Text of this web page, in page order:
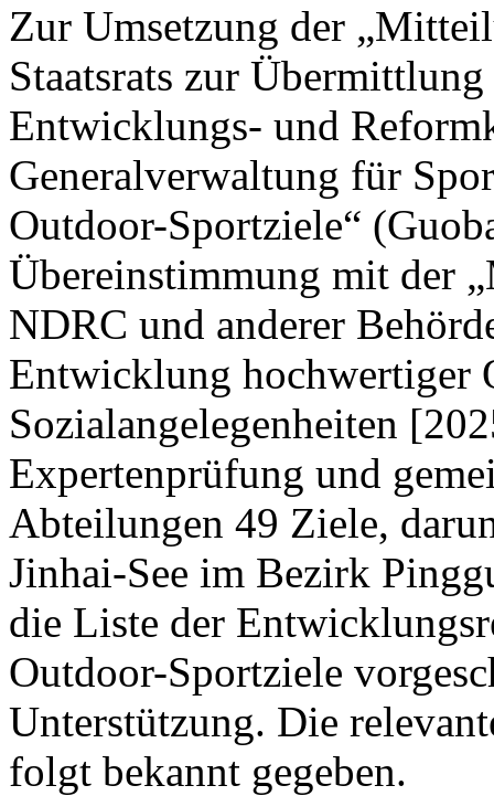
Zur Umsetzung der
Staatsrats zur
Entwicklungs- und
Generalverwaltung für
Outdoor-Sportziele“
Übereinstimmung mit der
NDRC und anderer
Entwicklung hochwertiger
Sozialangelegenheiten
Expertenprüfung und
Abteilungen 49 Ziele,
Jinhai-See im Bezirk
die Liste der
Outdoor-Sportziele
Unterstützung. Die
folgt bekannt gegeben.